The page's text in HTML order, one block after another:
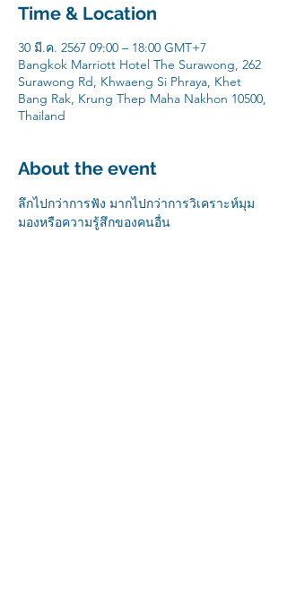
Time & Location
30 มี.ค. 2567 09:00 – 18:00 GMT+7
Bangkok Marriott Hotel The Surawong, 262
Surawong Rd, Khwaeng Si Phraya, Khet
Bang Rak, Krung Thep Maha Nakhon 10500,
Thailand
About the event
ลึกไปกว่าการฟัง มากไปกว่าการวิเคราะห์มุม
มองหรือความรู้สึกของคนอื่น